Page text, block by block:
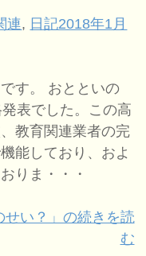
連, 日記2018年1月
す。 おとといの
表でした。この高
教育関連業者の完
能しており、およ
りま・・・
せい？」の続きを読
む